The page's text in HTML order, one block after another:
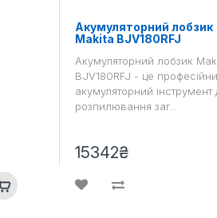
Акумуляторний лобзик
Makita BJV180RFJ
Акумуляторний лобзик
BJV180RFJ - це
акумуляторний інструмент
розпилювання заг..
15342₴